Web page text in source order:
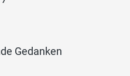
Gedanken